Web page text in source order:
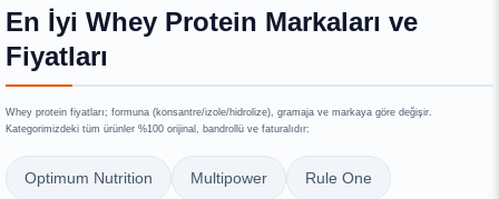
En İyi Whey Protein Markaları ve
Fiyatları
Whey protein fiyatları; formuna (konsantre/izole/hidrolize), gramaja ve markaya göre değişir.
Kategorimizdeki tüm ürünler %100 orijinal, bandrollü ve faturalıdır:
Optimum Nutrition Multipower Rule One